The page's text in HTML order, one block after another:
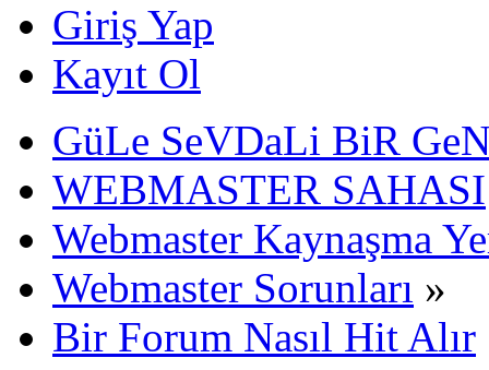
Giriş Yap
Kayıt Ol
GüLe SeVDaLi BiR
WEBMASTER SAHASI
Webmaster Kaynaşma
Webmaster Sorunları »
Bir Forum Nasıl Hit Alır